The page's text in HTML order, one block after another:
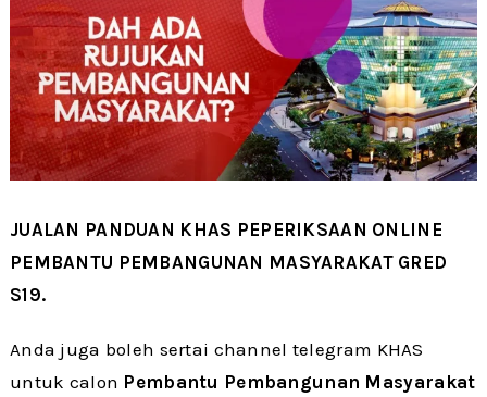
JUALAN PANDUAN KHAS PEPERIKSAAN ONLINE
PEMBANTU PEMBANGUNAN MASYARAKAT GRED
S19.
Anda juga boleh sertai channel telegram KHAS
untuk calon Pembantu Pembangunan Masyarakat